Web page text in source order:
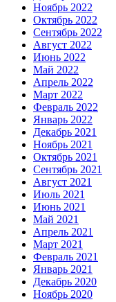
Ноябрь 2022
Октябрь 2022
Сентябрь 2022
Август 2022
Июнь 2022
Май 2022
Апрель 2022
Март 2022
Февраль 2022
Январь 2022
Декабрь 2021
Ноябрь 2021
Октябрь 2021
Сентябрь 2021
Август 2021
Июль 2021
Июнь 2021
Май 2021
Апрель 2021
Март 2021
Февраль 2021
Январь 2021
Декабрь 2020
Ноябрь 2020